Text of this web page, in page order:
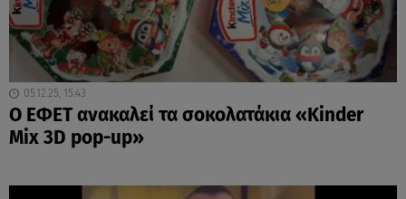
05.12.25, 15:43
Ο ΕΦΕΤ ανακαλεί τα σοκολατάκια «Kinder
Mix 3D pop-up»